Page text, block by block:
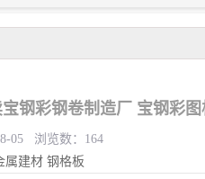
钢彩钢卷制造厂 宝钢彩图
05 浏览数：164
属建材 钢格板